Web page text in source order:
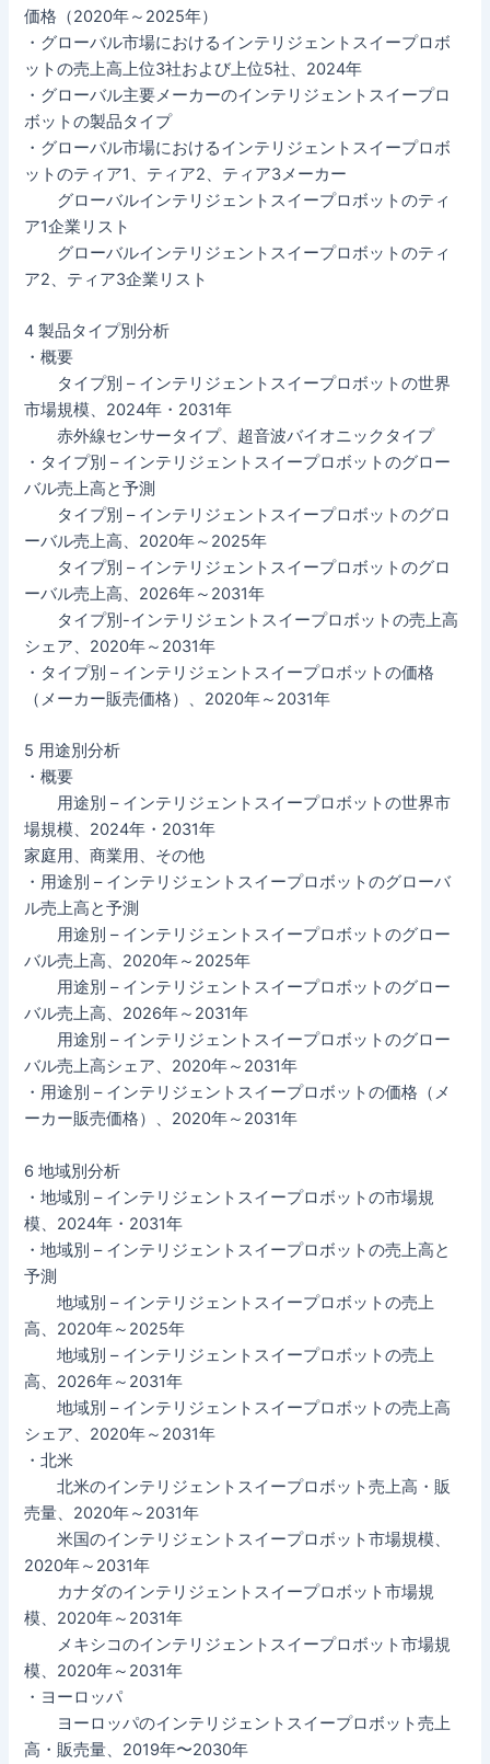
価格（2020年～2025年）
・グローバル市場におけるインテリジェントスイープロボ
ットの売上高上位3社および上位5社、2024年
・グローバル主要メーカーのインテリジェントスイープロ
ボットの製品タイプ
・グローバル市場におけるインテリジェントスイープロボ
ットのティア1、ティア2、ティア3メーカー
グローバルインテリジェントスイープロボットのティ
ア1企業リスト
グローバルインテリジェントスイープロボットのティ
ア2、ティア3企業リスト
4 製品タイプ別分析
・概要
タイプ別 – インテリジェントスイープロボットの世界
市場規模、2024年・2031年
赤外線センサータイプ、超音波バイオニックタイプ
・タイプ別 – インテリジェントスイープロボットのグロー
バル売上高と予測
タイプ別 – インテリジェントスイープロボットのグロ
ーバル売上高、2020年～2025年
タイプ別 – インテリジェントスイープロボットのグロ
ーバル売上高、2026年～2031年
タイプ別-インテリジェントスイープロボットの売上高
シェア、2020年～2031年
・タイプ別 – インテリジェントスイープロボットの価格
（メーカー販売価格）、2020年～2031年
5 用途別分析
・概要
用途別 – インテリジェントスイープロボットの世界市
場規模、2024年・2031年
家庭用、商業用、その他
・用途別 – インテリジェントスイープロボットのグローバ
ル売上高と予測
用途別 – インテリジェントスイープロボットのグロー
バル売上高、2020年～2025年
用途別 – インテリジェントスイープロボットのグロー
バル売上高、2026年～2031年
用途別 – インテリジェントスイープロボットのグロー
バル売上高シェア、2020年～2031年
・用途別 – インテリジェントスイープロボットの価格（メ
ーカー販売価格）、2020年～2031年
6 地域別分析
・地域別 – インテリジェントスイープロボットの市場規
模、2024年・2031年
・地域別 – インテリジェントスイープロボットの売上高と
予測
地域別 – インテリジェントスイープロボットの売上
高、2020年～2025年
地域別 – インテリジェントスイープロボットの売上
高、2026年～2031年
地域別 – インテリジェントスイープロボットの売上高
シェア、2020年～2031年
・北米
北米のインテリジェントスイープロボット売上高・販
売量、2020年～2031年
米国のインテリジェントスイープロボット市場規模、
2020年～2031年
カナダのインテリジェントスイープロボット市場規
模、2020年～2031年
メキシコのインテリジェントスイープロボット市場規
模、2020年～2031年
・ヨーロッパ
ヨーロッパのインテリジェントスイープロボット売上
高・販売量、2019年〜2030年